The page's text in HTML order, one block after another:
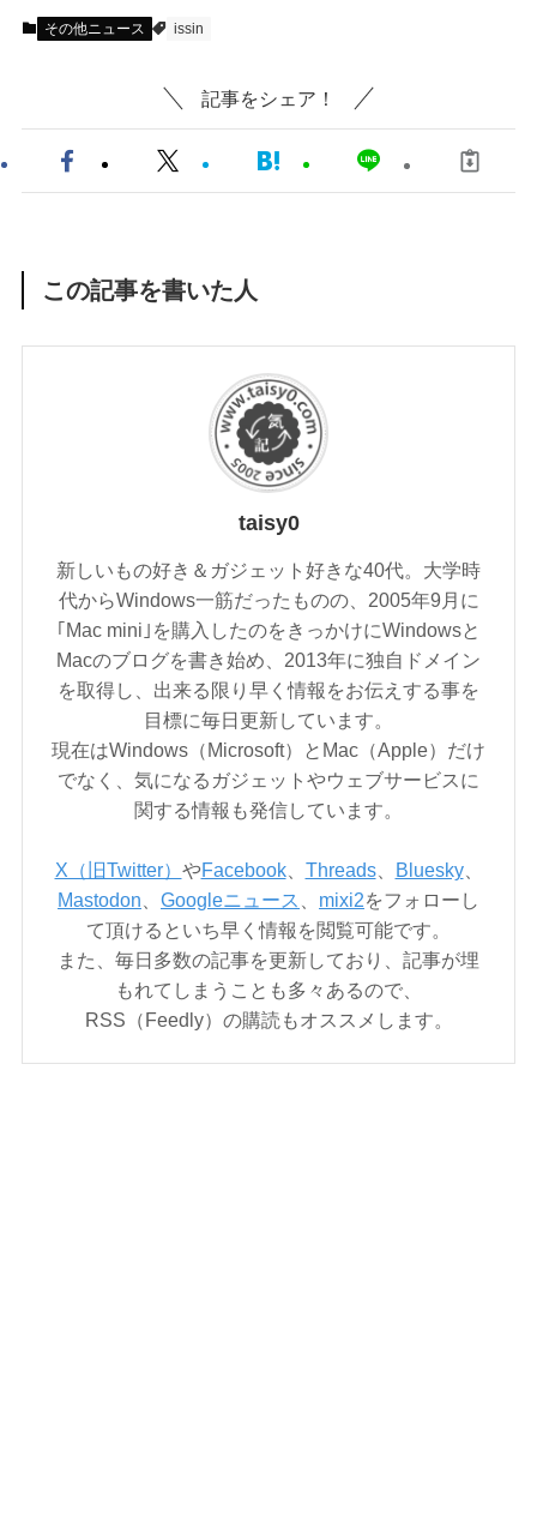
その他ニュース issin
記事をシェア！
この記事を書いた人
taisy0
新しいもの好き＆ガジェット好きな40代。大学時
代からWindows一筋だったものの、2005年9月に
｢Mac mini｣を購入したのをきっかけにWindowsと
Macのブログを書き始め、2013年に独自ドメイン
を取得し、出来る限り早く情報をお伝えする事を
目標に毎日更新しています。
現在はWindows（Microsoft）とMac（Apple）だけ
でなく、気になるガジェットやウェブサービスに
関する情報も発信しています。
X（旧Twitter） やFacebook、 Threads、 Bluesky、
Mastodon
Googleニュース mixi2をフォローし
て頂けるといち早く情報を閲覧可能です。
また、毎日多数の記事を更新しており、記事が埋
もれてしまうことも多々あるので、
RSS（Feedly）の購読もオススメします。